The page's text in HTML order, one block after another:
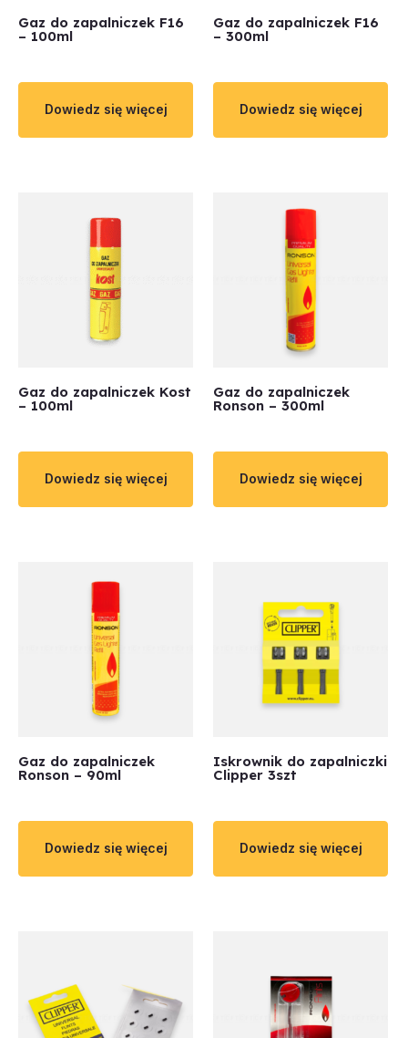
Gaz do zapalniczek F16
– 100ml
Dowiedz się więcej
Gaz do zapalniczek F16
– 300ml
Dowiedz się więcej
Gaz do zapalniczek Kost
– 100ml
Dowiedz się więcej
Gaz do zapalniczek
Ronson – 300ml
Dowiedz się więcej
Gaz do zapalniczek
Ronson – 90ml
Dowiedz się więcej
Iskrownik do zapalniczki
Clipper 3szt
Dowiedz się więcej